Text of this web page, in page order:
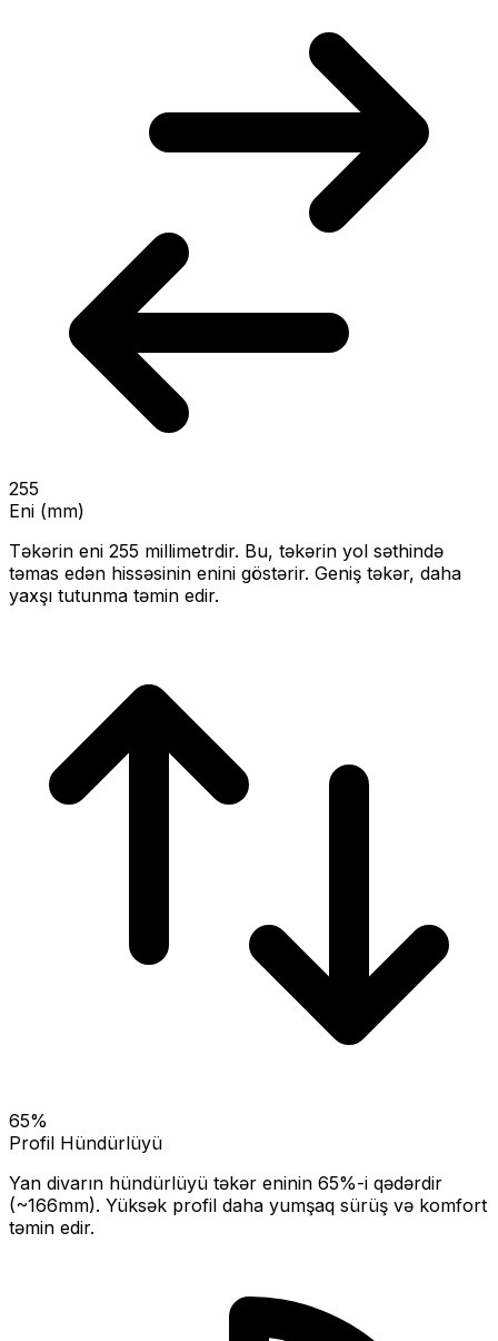
255
Eni (mm)
Təkərin eni 255 millimetrdir. Bu, təkərin yol səthində
təmas edən hissəsinin enini göstərir. Geniş təkər, daha
yaxşı tutunma təmin edir.
65%
Profil Hündürlüyü
Yan divarın hündürlüyü təkər eninin 65%-i qədərdir
(~166mm). Yüksək profil daha yumşaq sürüş və komfort
təmin edir.